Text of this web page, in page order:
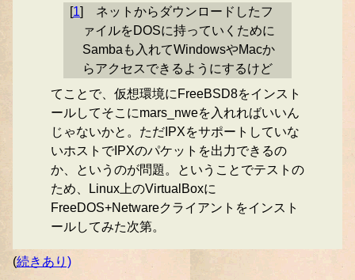
[1]
ネットからダウンロードしたフ
ァイルをDOSに持っていくために
Sambaも入れてWindowsやMacか
らアクセスできるようにするけど
てことで、仮想環境にFreeBSD8をインスト
ールしてそこにmars_nweを入れればいいん
じゃないかと。ただIPXをサポートしていな
いホストでIPXのパケットを出力できるの
か、というのが問題。ということでテストの
ため、Linux上のVirtualBoxに
FreeDOS+Netwareクライアントをインスト
ールしてみた次第。
(続きあり)